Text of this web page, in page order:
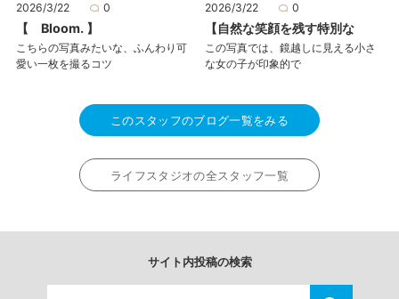
2026/3/22 0
【 Bloom. 】
こちらの写真みたいな、ふんわり可
愛い一枚を撮るコツ
2026/3/22 0
【自然な笑顔を残す特別な
この写真では、鏡越しに見える小さ
な女の子が印象的で
このスタッフのブログ一覧をみる
ライフスタジオの全スタッフ一覧
サイト内投稿の検索